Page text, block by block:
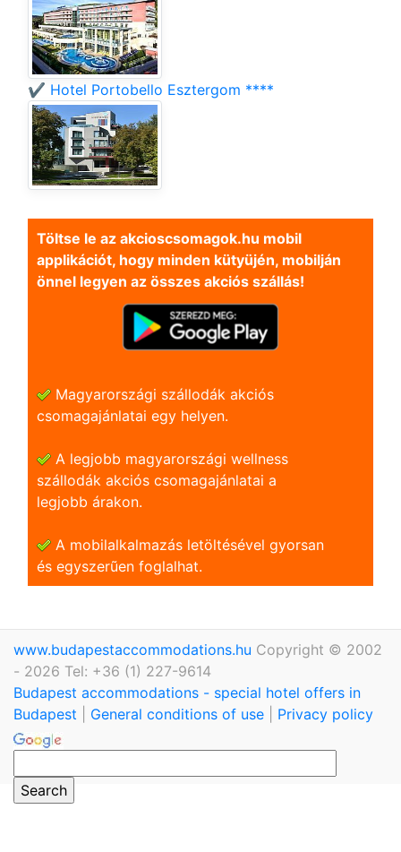
✔️ Hotel Portobello Esztergom ****
Töltse le az akcioscsomagok.hu mobil
applikációt, hogy minden kütyüjén, mobilján
önnel legyen az összes akciós szállás!
Magyarországi szállodák akciós
csomagajánlatai egy helyen.
A legjobb magyarországi wellness
szállodák akciós csomagajánlatai a
legjobb árakon.
A mobilalkalmazás letöltésével gyorsan
és egyszerũen foglalhat.
www.budapestaccommodations.hu Copyright © 2002
- 2026 Tel: +36 (1) 227-9614
Budapest accommodations - special hotel offers in
Budapest
General conditions of use Privacy policy